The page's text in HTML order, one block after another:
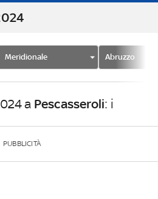
Meridionale Abruzzo
a Pescasseroli: i
PUBBLICITÀ